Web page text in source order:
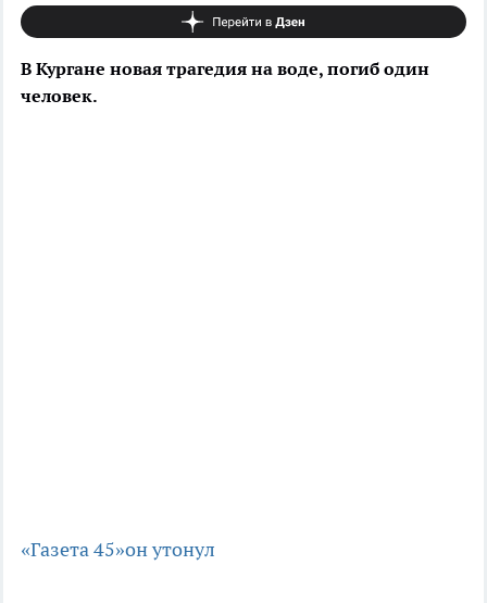
В Кургане новая трагедия на воде, погиб один
человек.
«Газета 45»он утонул